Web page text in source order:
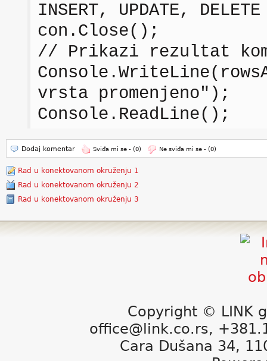
INSERT, UPDATE, DELETE
con.Close();
// Prikazi rezultat
vrsta promenjeno");
Console.ReadLine();
Dodaj komentar Sviđa mi se - (0) Ne sviđa mi se - (0)
Rad u konektovanom okruženju 1
Rad u konektovanom okruženju 2
Rad u konektovanom okruženju 3
Copyright © LINK
office@link.co.rs,
Cara Dušana 34,